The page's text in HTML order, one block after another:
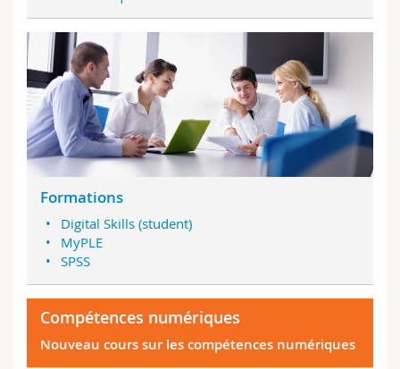
Formations
Digital Skills (student)
MyPLE
SPSS
Compétences numériques
Nouveau cours sur les compétences numériques